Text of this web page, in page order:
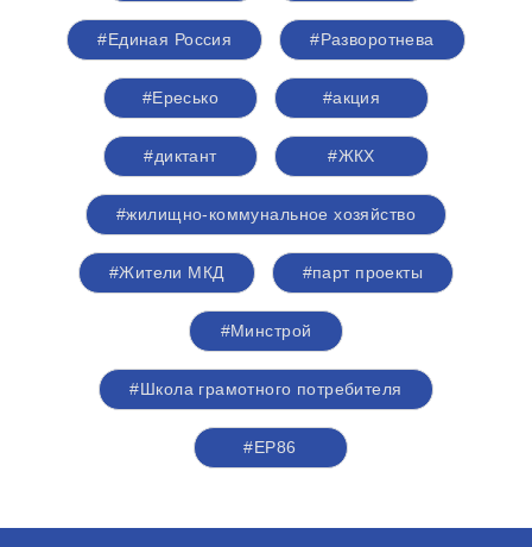
#Единая Россия #Разворотнева
#Ересько #акция
#диктант #ЖКХ
#жилищно-коммунальное хозяйство
#Жители МКД #парт проекты
#Минстрой
#Школа грамотного потребителя
#ЕР86